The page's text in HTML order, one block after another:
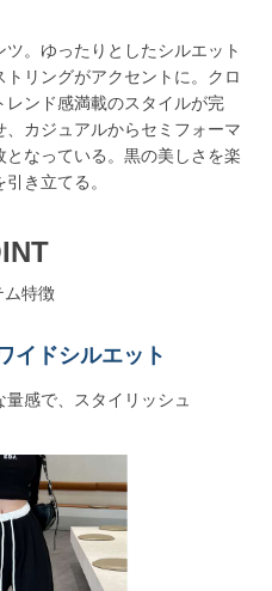
。ゆったりとしたシルエット
リングがアクセントに。クロ
レンド感満載のスタイルが完
カジュアルからセミフォーマ
なっている。黒の美しさを楽
き立てる。
ム特徴
イドシルエット
感で、スタイリッシュ